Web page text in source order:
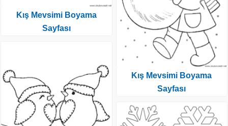
Kış Mevsimi Boyama
Sayfası
Kış Mevsimi Boyama
Sayfası